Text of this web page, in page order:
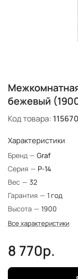
бежевый
Код товара:
Характеристики
Бренд — Graf
Серия — P-14
Вес — 32
Гарантия — 1 год
Высота — 1900
Все характеристики
8 770р.